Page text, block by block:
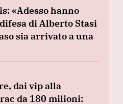
«Adesso hanno
di Alberto Stasi
sia arrivato a una
dai vip alla
da 180 milioni: